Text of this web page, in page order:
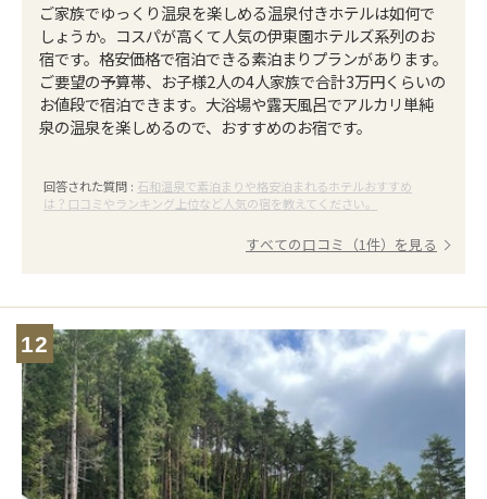
ご家族でゆっくり温泉を楽しめる温泉付きホテルは如何で
しょうか。コスパが高くて人気の伊東園ホテルズ系列のお
宿です。格安価格で宿泊できる素泊まりプランがあります。
ご要望の予算帯、お子様2人の4人家族で合計3万円くらいの
お値段で宿泊できます。大浴場や露天風呂でアルカリ単純
泉の温泉を楽しめるので、おすすめのお宿です。
回答された質問 : 石和温泉で素泊まりや格安泊まれるホテルおすすめ
は？口コミやランキング上位など人気の宿を教えてください。
すべての口コミ（1件）を見る
12